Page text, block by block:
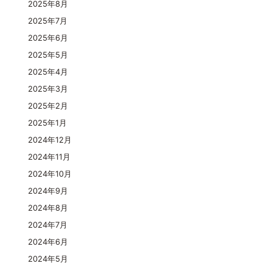
2025年8月
2025年7月
2025年6月
2025年5月
2025年4月
2025年3月
2025年2月
2025年1月
2024年12月
2024年11月
2024年10月
2024年9月
2024年8月
2024年7月
2024年6月
2024年5月